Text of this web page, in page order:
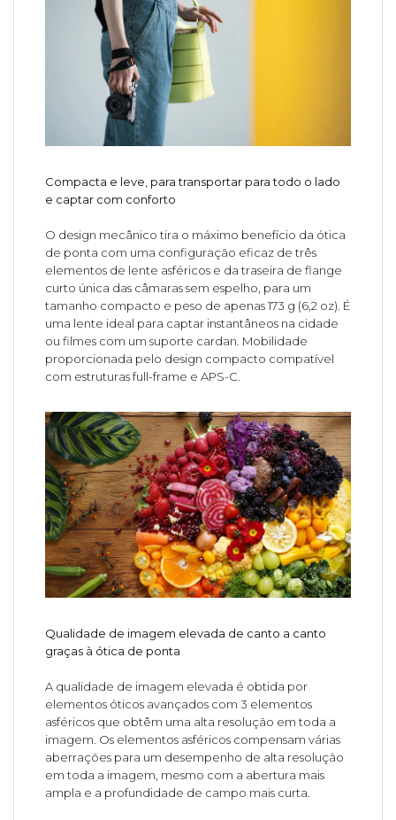
Compacta e leve, para transportar para todo o lado
e captar com conforto
O design mecânico tira o máximo benefício da ótica
de ponta com uma configuração eficaz de três
elementos de lente asféricos e da traseira de flange
curto única das câmaras sem espelho, para um
tamanho compacto e peso de apenas 173 g (6,2 oz). É
uma lente ideal para captar instantâneos na cidade
ou filmes com um suporte cardan. Mobilidade
proporcionada pelo design compacto compatível
com estruturas full-frame e APS-C.
Qualidade de imagem elevada de canto a canto
graças à ótica de ponta
A qualidade de imagem elevada é obtida por
elementos óticos avançados com 3 elementos
asféricos que obtêm uma alta resolução em toda a
imagem. Os elementos asféricos compensam várias
aberrações para um desempenho de alta resolução
em toda a imagem, mesmo com a abertura mais
ampla e a profundidade de campo mais curta.